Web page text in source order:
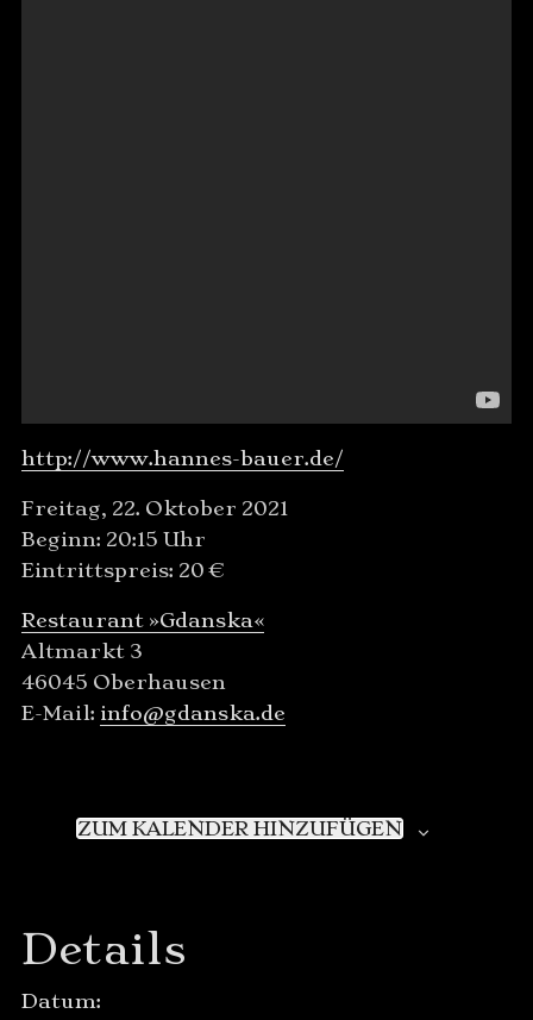
http://www.hannes-bauer.de/
Freitag, 22. Oktober 2021
Beginn: 20:15 Uhr
Eintrittspreis: 20 €
Restaurant »Gdanska«
Altmarkt 3
46045 Oberhausen
E-Mail: info@gdanska.de
ZUM KALENDER HINZUFÜGEN
Details
Datum: